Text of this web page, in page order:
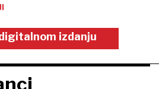
izdanju